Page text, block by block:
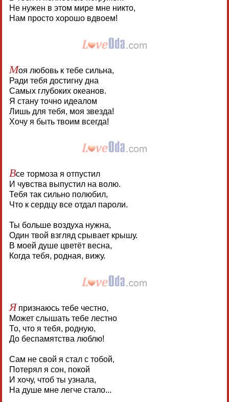
Не нужен в этом мире мне никто,
Нам просто хорошо вдвоем!
Моя любовь к тебе сильна,
Ради тебя достигну дна
Самых глубоких океанов.
Я стану точно идеалом
Лишь для тебя, моя звезда!
Хочу я быть твоим всегда!
Все тормоза я отпустил
И чувства выпустил на волю.
Тебя так сильно полюбил,
Что к сердцу все отдал пароли.
Ты больше воздуха нужна,
Один твой взгляд срывает крышу.
В моей душе цветёт весна,
Когда тебя, родная, вижу.
Япризнаюсь тебе честно,
Может слышать тебе лестно
То, что я тебя, родную,
До беспамятства люблю!
Сам не свой я стал с тобой,
Потерял я сон, покой
И хочу, чтоб ты узнала,
На душе мне легче стало...